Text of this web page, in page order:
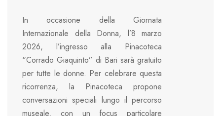
In occasione della Giornata
Internazionale della Donna, l’8 marzo
2026, l’ingresso alla Pinacoteca
“Corrado Giaquinto” di Bari sarà gratuito
per tutte le donne. Per celebrare questa
ricorrenza, la Pinacoteca propone
conversazioni speciali lungo il percorso
museale, con un focus particolare